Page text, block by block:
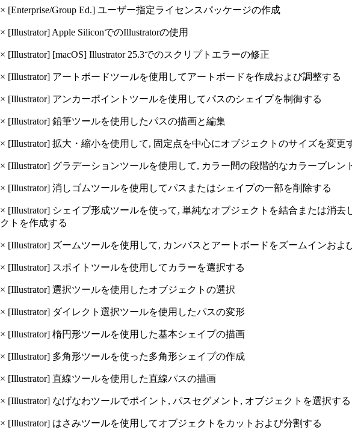
× [Enterprise/Group Ed.] ユーザー指定ライセンスパッケージの作成
× [Illustrator] Apple SiliconでのIllustratorの使用
× [Illustrator] [macOS] Illustrator 25.3でのスクリプトエラーの修正
× [Illustrator] アートボードツールを使用してアートボードを作成および調整する
× [Illustrator] アンカーポイントツールを使用してパスのシェイプを制御する
× [Illustrator] 鉛筆ツールを使用したパスの描画と編集
× [Illustrator] 拡大・縮小を使用して, 固定点を中心にオブジェクトのサイズを変更
× [Illustrator] グラデーションツールを使用して, カラー間の段階的なカラーブレン
× [Illustrator] 消しゴムツールを使用してパスまたはシェイプの一部を削除する
× [Illustrator] シェイプ形成ツールを使って, 単純なオブジェクトを結合または消去
クトを作成する
× [Illustrator] ズームツールを使用して, カンバスとアートボードをズームインおよ
× [Illustrator] スポイトツールを使用してカラーを選択する
× [Illustrator] 選択ツールを使用したオブジェクトの選択
× [Illustrator] ダイレクト選択ツールを使用したパスの変形
× [Illustrator] 楕円形ツールを使用した基本シェイプの描画
× [Illustrator] 多角形ツールを使った多角形シェイプの作成
× [Illustrator] 直線ツールを使用した直線パスの描画
× [Illustrator] なげなわツールでポイント, パスセグメント, オブジェクトを選択する
× [Illustrator] はさみツールを使用してオブジェクトをカットおよび分割する